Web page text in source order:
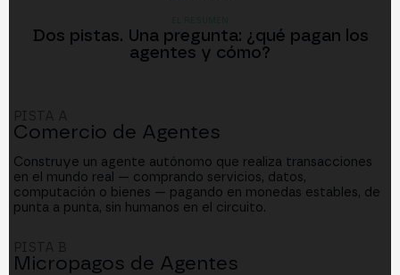
EL RESUMEN
Dos pistas. Una pregunta: ¿qué pagan los
agentes y cómo?
Comercio de Agentes
Construye un agente autónomo que realiza transacciones
en el mundo real — comprando servicios, datos,
computación o bienes — pagando en monedas estables, de
punta a punta, sin humanos en el circuito.
Micropagos de Agentes